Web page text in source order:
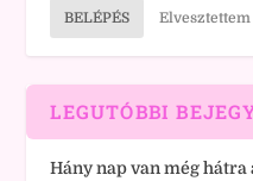
BELÉPÉS
LEGUTÓBBI
Hány nap van még hátra